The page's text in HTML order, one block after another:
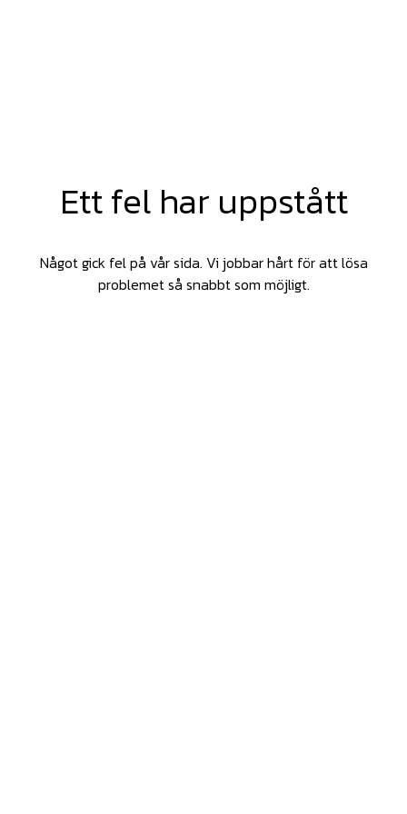
Ett fel har uppstått
Något gick fel på vår sida. Vi jobbar hårt för att lösa
problemet så snabbt som möjligt.